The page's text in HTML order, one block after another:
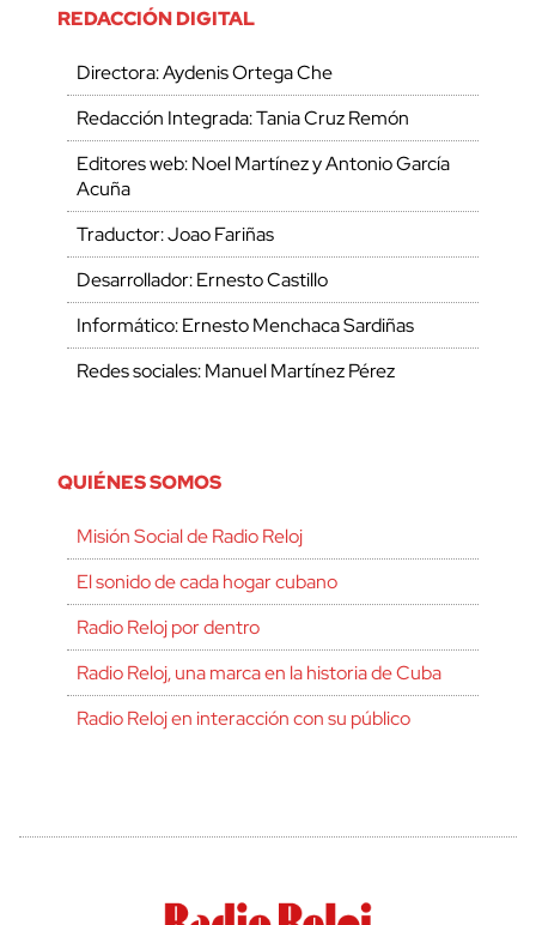
REDACCIÓN DIGITAL
Directora: Aydenis Ortega Che
Redacción Integrada: Tania Cruz Remón
Editores web: Noel Martínez y Antonio García
Acuña
Traductor: Joao Fariñas
Desarrollador: Ernesto Castillo
Informático: Ernesto Menchaca Sardiñas
Redes sociales: Manuel Martínez Pérez
QUIÉNES SOMOS
Misión Social de Radio Reloj
El sonido de cada hogar cubano
Radio Reloj por dentro
Radio Reloj, una marca en la historia de Cuba
Radio Reloj en interacción con su público